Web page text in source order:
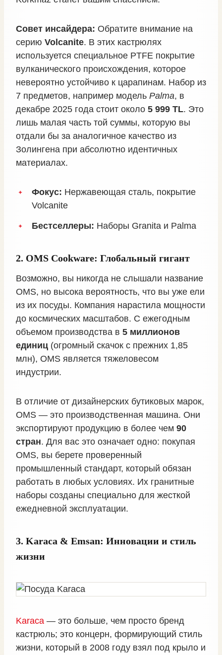
Совет инсайдера: Обратите внимание на
серию Volcanite. В этих кастрюлях
используется специальное PTFE покрытие
вулканического происхождения, которое
невероятно устойчиво к царапинам. Набор из
7 предметов, например модель Palma, в
декабре 2025 года стоит около 5 999 TL. Это
лишь малая часть той суммы, которую вы
отдали бы за аналогичное качество из
Золингена при абсолютно идентичных
материалах.
Фокус: Нержавеющая сталь, покрытие
Volcanite
Бестселлеры: Наборы Granita и Palma
2. OMS Cookware: Глобальный гигант
Возможно, вы никогда не слышали название
OMS, но высока вероятность, что вы уже ели
из их посуды. Компания нарастила мощности
до космических масштабов. С ежегодным
объемом производства в 5 миллионов
единиц (огромный скачок с прежних 1,85
млн), OMS является тяжеловесом
индустрии.
В отличие от дизайнерских бутиковых марок,
OMS — это производственная машина. Они
экспортируют продукцию в более чем 90
стран. Для вас это означает одно: покупая
OMS, вы берете проверенный
промышленный стандарт, который обязан
работать в любых условиях. Их гранитные
наборы созданы специально для жесткой
ежедневной эксплуатации.
3. Karaca & Emsan: Инновации и стиль
жизни
Karaca — это больше, чем просто бренд
кастрюль; это концерн, формирующий стиль
жизни, который в 2008 году взял под крыло и